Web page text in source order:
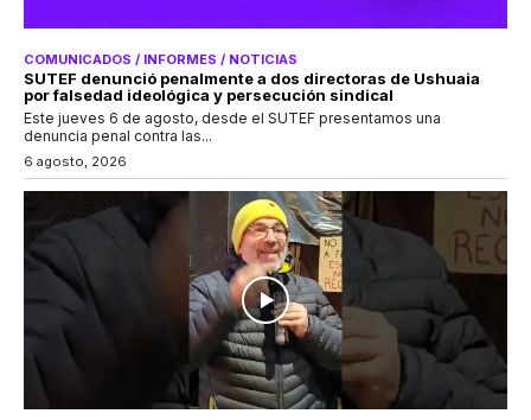
COMUNICADOS / INFORMES / NOTICIAS
SUTEF denunció penalmente a dos directoras de Ushuaia
por falsedad ideológica y persecución sindical
Este jueves 6 de agosto, desde el SUTEF presentamos una
denuncia penal contra las...
6 agosto, 2026